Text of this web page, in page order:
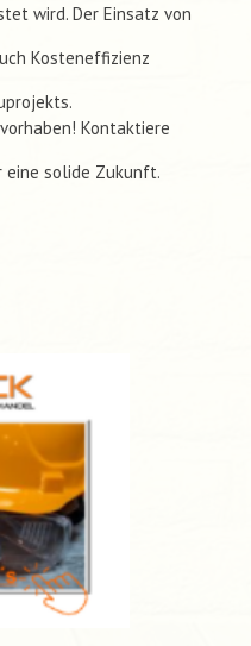
wird. Der Einsatz von
Kosteneffizienz
Kontaktiere
solide Zukunft.